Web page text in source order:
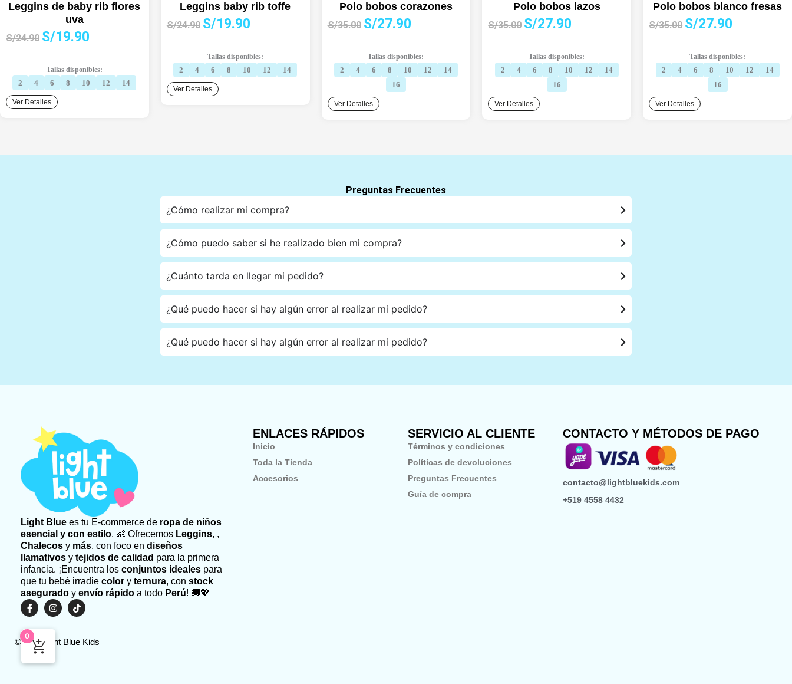
Leggins de baby rib flores
uva
S/24.90 El
era:
S/24.90.
S/19.90
es:
Tallas disponibles:
2 4 6 8 10 12 14
Ver Detalles
Leggins baby rib toffe
S/24.90 El
era:
S/24.90.
S/19.90El
es:
Tallas disponibles:
2 4 6 8 10 12 14
Ver Detalles
Polo bobos corazones
S/35.00 El
era:
S/35.00.
S/27.90El
es:
Tallas disponibles:
2 4 6 8 10 12
14
16
Ver Detalles
Polo bobos lazos
S/35.00 El
era:
S/35.00.
S/27.90
es:
Tallas disponibles:
2 4 6 8 10 12
14
16
Ver Detalles
Polo bobos blanco fresas
S/35.00 El
era:
S/35.00.
S/27.90
es:
Tallas disponibles:
2 4 6 8 10 12
14
16
Ver Detalles
Preguntas Frecuentes
¿Cómo realizar mi compra?
¿Cómo puedo saber si he realizado bien mi compra?
¿Cuánto tarda en llegar mi pedido?
¿Qué puedo hacer si hay algún error al realizar mi pedido?
¿Qué puedo hacer si hay algún error al realizar mi pedido?
Light Blue es tu E-commerce de ropa de niños
esencial y con estilo. 👶 Ofrecemos Leggins, ,
Chalecos y más, con foco en diseños
llamativos y tejidos de calidad para la primera
infancia. ¡Encuentra los conjuntos ideales para
que tu bebé irradie color y ternura, con stock
asegurado y envío rápido a todo Perú! 🚚💖
F
a
c
e
b
o
o
k
I
n
s
t
a
g
a
T
i
k
t
o
k
ENLACES RÁPIDOS
Inicio
Toda la Tienda
Accesorios
SERVICIO AL CLIENTE
Términos y condiciones
Políticas de devoluciones
Preguntas Frecuentes
Guía de compra
CONTACTO Y MÉTODOS DE PAGO
contacto@lightbluekids.com
+519 4558 4432
©2026 Light Blue Kids
0